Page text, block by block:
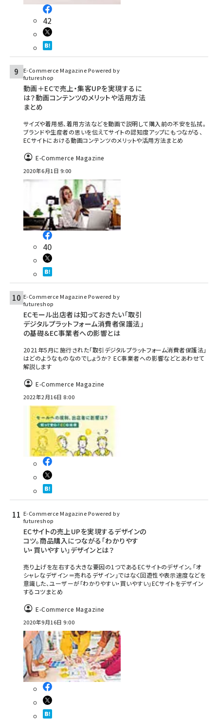
42
E-Commerce Magazine Powered by
futureshop
動画＋ECで売上・集客UPを実現するに
は？動画コンテンツのメリットや活用方法
まとめ
サイズや着用感、着用方法などを動画で説明して購入前の不安を払拭。
ブランドや生産者の思いを伝えてサイトの認知度アップにもつながる、
ECサイトにおける動画コンテンツのメリットや活用方法まとめ
E-Commerce Magazine
2020年6月1日 9:00
40
E-Commerce Magazine Powered by
futureshop
ECモール出店者は知っておきたい「取引
デジタルプラットフォーム消費者保護法」
の基礎＆EC事業者への影響とは
2021年5月に施行された「取引デジタルプラットフォーム消費者保護法」
はどのようなものなのでしょうか？ EC事業者への影響などとあわせて
解説します
E-Commerce Magazine
2022年2月16日 8:00
E-Commerce Magazine Powered by
futureshop
ECサイトの売上UPを実現するデザインの
コツ。商品購入につながる「わかりやす
い・買いやすい」デザインとは？
売り上げを左右する大きな要因の1つであるECサイトのデザイン。「オ
シャレなデザイン＝売れるデザイン」ではなく回遊性や表示速度などを
意識した、ユーザーが「わかりやすい・買いやすい」ECサイトをデザイン
するコツまとめ
E-Commerce Magazine
2020年9月16日 9:00